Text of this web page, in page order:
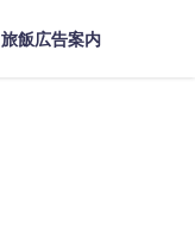
旅飯広告案内